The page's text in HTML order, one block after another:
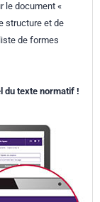
le document «
structure et de
de formes
du texte normatif !